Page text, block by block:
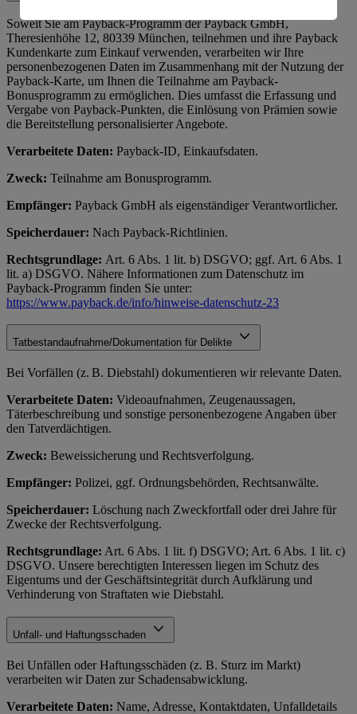
Soweit Sie am Payback-Programm der Payback GmbH,
Theresienhöhe 12, 80339 München, teilnehmen und ihre Payback
Kundenkarte zum Einkauf verwenden, verarbeiten wir Ihre
personenbezogenen Daten im Zusammenhang mit der Nutzung der
Payback-Karte, um Ihnen die Teilnahme am Payback-
Bonusprogramm zu ermöglichen. Dies umfasst die Erfassung und
Vergabe von Payback-Punkten, die Einlösung von Prämien sowie
die Bereitstellung personalisierter Angebote.
Verarbeitete Daten: Payback-ID, Einkaufsdaten.
Zweck: Teilnahme am Bonusprogramm.
Empfänger: Payback GmbH als eigenständiger Verantwortlicher.
Speicherdauer: Nach Payback-Richtlinien.
Rechtsgrundlage: Art. 6 Abs. 1 lit. b) DSGVO; ggf. Art. 6 Abs. 1
lit. a) DSGVO. Nähere Informationen zum Datenschutz im
Payback-Programm finden Sie unter:
https://www.payback.de/info/hinweise-datenschutz-23
Tatbestandaufnahme/Dokumentation für Delikte
Bei Vorfällen (z. B. Diebstahl) dokumentieren wir relevante Daten.
Verarbeitete Daten: Videoaufnahmen, Zeugenaussagen,
Täterbeschreibung und sonstige personenbezogene Angaben über
den Tatverdächtigen.
Zweck: Beweissicherung und Rechtsverfolgung.
Empfänger: Polizei, ggf. Ordnungsbehörden, Rechtsanwälte.
Speicherdauer: Löschung nach Zweckfortfall oder drei Jahre für
Zwecke der Rechtsverfolgung.
Rechtsgrundlage: Art. 6 Abs. 1 lit. f) DSGVO; Art. 6 Abs. 1 lit. c)
DSGVO. Unsere berechtigten Interessen liegen im Schutz des
Eigentums und der Geschäftsintegrität durch Aufklärung und
Verhinderung von Straftaten wie Diebstahl.
Unfall- und Haftungsschaden
Bei Unfällen oder Haftungsschäden (z. B. Sturz im Markt)
verarbeiten wir Daten zur Schadensabwicklung.
Verarbeitete Daten: Name, Adresse, Kontaktdaten, Unfalldetails
Informationen zum Herausgeber der Seite findest du
imImpressum